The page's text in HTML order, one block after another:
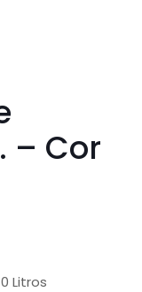
– Cor
Litros